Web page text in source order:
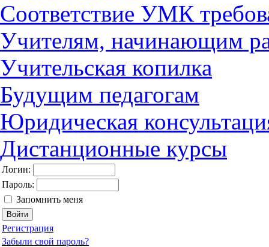
Соответствие УМК
Учителям, начинающим
Учительская копилка
Будущим педагогам
Юридическая
Дистанционные курсы
Логин:
Пароль:
Запомнить меня
Регистрация
Забыли свой пароль?